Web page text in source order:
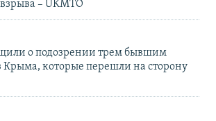
– UKMTO
о подозрении трем бывшим
Крыма, которые перешли на сторону